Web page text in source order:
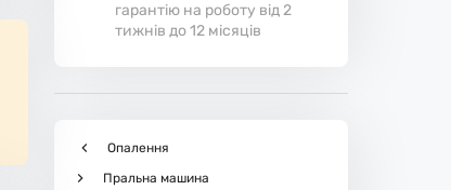
гарантію на роботу від 2
тижнів до 12 місяців
Опалення
Пральна машина